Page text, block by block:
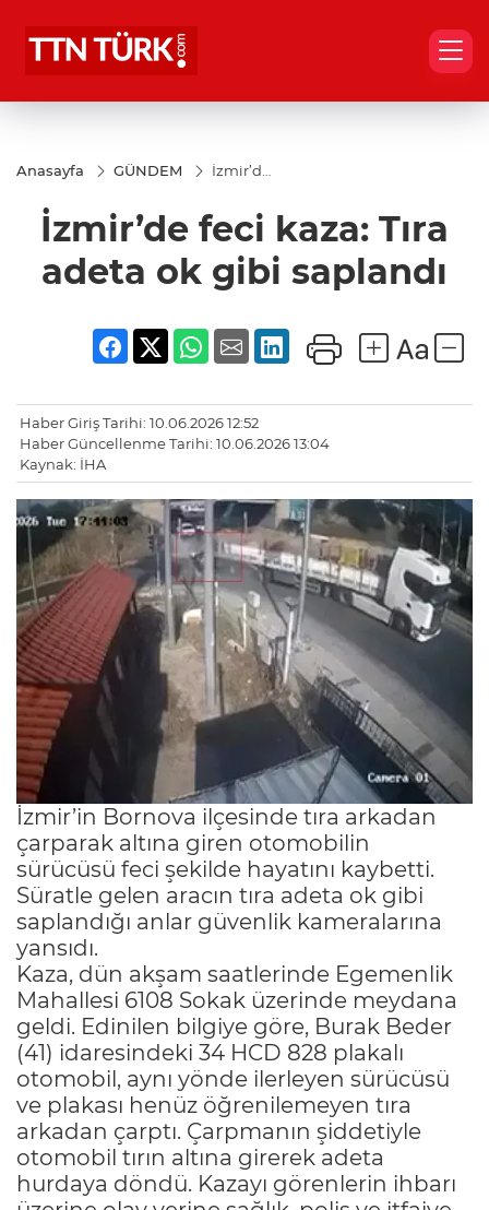
Anasayfa GÜNDEM
İzmir’de
Tıra
adeta ok
gibi
saplandı
İzmir’de feci kaza: Tıra
adeta ok gibi saplandı
Haber Giriş Tarihi: 10.06.2026 12:52
Haber Güncellenme Tarihi: 10.06.2026 13:04
Kaynak: İHA
İzmir’in Bornova ilçesinde tıra arkadan
çarparak altına giren otomobilin
sürücüsü feci şekilde hayatını kaybetti.
Süratle gelen aracın tıra adeta ok gibi
saplandığı anlar güvenlik kameralarına
yansıdı.
Kaza, dün akşam saatlerinde Egemenlik
Mahallesi 6108 Sokak üzerinde meydana
geldi. Edinilen bilgiye göre, Burak Beder
(41) idaresindeki 34 HCD 828 plakalı
otomobil, aynı yönde ilerleyen sürücüsü
ve plakası henüz öğrenilemeyen tıra
arkadan çarptı. Çarpmanın şiddetiyle
otomobil tırın altına girerek adeta
hurdaya döndü. Kazayı görenlerin ihbarı